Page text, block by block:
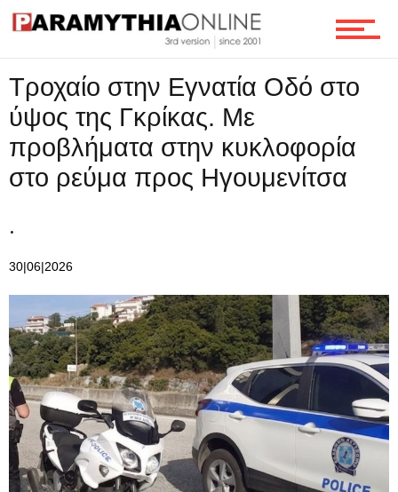
Επικοινωνία
Τροχαίο στην Εγνατία Οδό στο
ύψος της Γκρίκας. Με
προβλήματα στην κυκλοφορία
στο ρεύμα προς Ηγουμενίτσα
.
30|06|2026